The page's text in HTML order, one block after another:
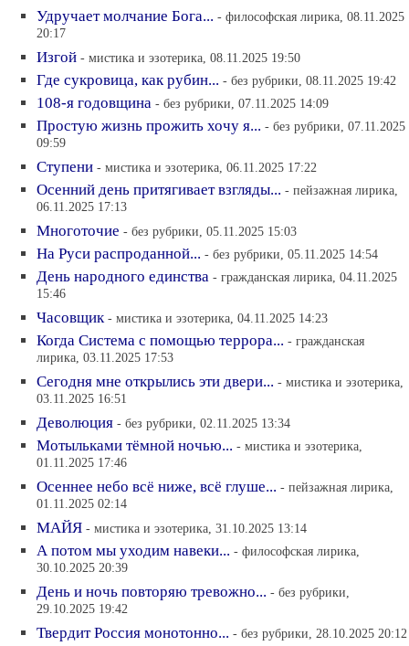
Удручает молчание Бога... - философская лирика, 08.11.2025
20:17
Изгой - мистика и эзотерика, 08.11.2025 19:50
Где сукровица, как рубин... - без рубрики, 08.11.2025 19:42
108-я годовщина - без рубрики, 07.11.2025 14:09
Простую жизнь прожить хочу я... - без рубрики, 07.11.2025
09:59
Ступени - мистика и эзотерика, 06.11.2025 17:22
Осенний день притягивает взгляды... - пейзажная лирика,
06.11.2025 17:13
Многоточие - без рубрики, 05.11.2025 15:03
На Руси распроданной... - без рубрики, 05.11.2025 14:54
День народного единства - гражданская лирика, 04.11.2025
15:46
Часовщик - мистика и эзотерика, 04.11.2025 14:23
Когда Система с помощью террора... - гражданская
лирика, 03.11.2025 17:53
Сегодня мне открылись эти двери... - мистика и эзотерика,
03.11.2025 16:51
Деволюция - без рубрики, 02.11.2025 13:34
Мотыльками тёмной ночью... - мистика и эзотерика,
01.11.2025 17:46
Осеннее небо всё ниже, всё глуше... - пейзажная лирика,
01.11.2025 02:14
МАЙЯ - мистика и эзотерика, 31.10.2025 13:14
А потом мы уходим навеки... - философская лирика,
30.10.2025 20:39
День и ночь повторяю тревожно... - без рубрики,
29.10.2025 19:42
Твердит Россия монотонно... - без рубрики, 28.10.2025 20:12